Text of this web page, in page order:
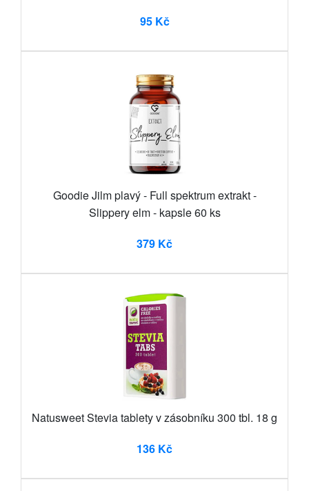
95 Kč
Goodie Jilm plavý - Full spektrum extrakt -
Slippery elm - kapsle 60 ks
379 Kč
Natusweet Stevia tablety v zásobníku 300 tbl. 18 g
136 Kč